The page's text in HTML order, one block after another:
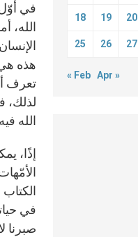
في
هذه هي
تعرف
لذلك،
الله
إذًا،
في
صبرنا
18 19 20
25 26 27
« Feb Apr »